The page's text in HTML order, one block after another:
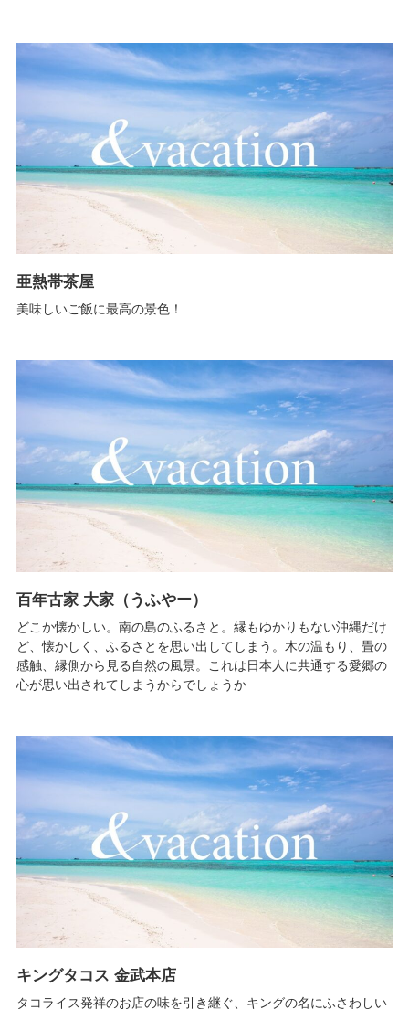
亜熱帯茶屋
美味しいご飯に最高の景色！
百年古家 大家（うふやー）
どこか懐かしい。南の島のふるさと。縁もゆかりもない沖縄だけ
ど、懐かしく、ふるさとを思い出してしまう。木の温もり、畳の
感触、縁側から見る自然の風景。これは日本人に共通する愛郷の
心が思い出されてしまうからでしょうか
キングタコス 金武本店
タコライス発祥のお店の味を引き継ぐ、キングの名にふさわしい